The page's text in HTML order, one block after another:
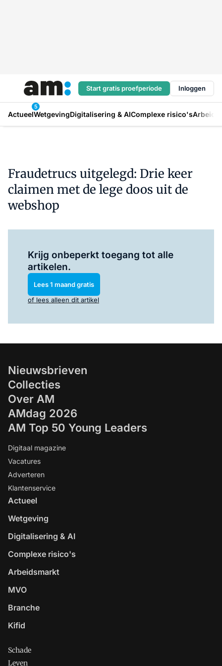
Start gratis proefperiode Inloggen
Actueel
5
WetgevingDigitalisering & AIComplexe risico's
Fraudetrucs uitgelegd: Drie keer
claimen met de lege doos uit de
webshop
Krijg onbeperkt toegang tot alle
artikelen.
Lees 1 maand gratis
of lees alleen dit artikel
Nieuwsbrieven
Collecties
Over AM
AMdag 2026
AM Top 50 Young Leaders
Digitaal magazine
Vacatures
Adverteren
Klantenservice
Actueel
Wetgeving
Digitalisering & AI
Complexe risico's
Arbeidsmarkt
MVO
Branche
Kifid
Schade
Leven